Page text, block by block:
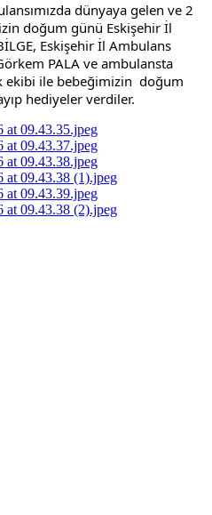
dünyaya gelen ve 2
doğum günü Eskişehir İl
Eskişehir İl Ambulans
PALA ve ambulansta
ekibi ile bebeğimizin  doğum
hediyeler verdiler.